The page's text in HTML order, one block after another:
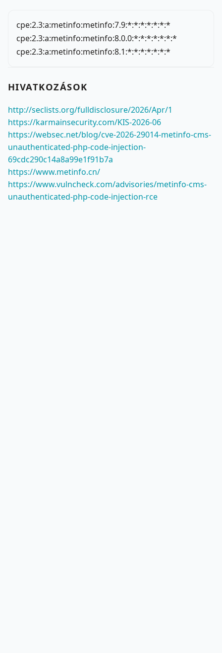
cpe:2.3:a:metinfo:metinfo:7.9:*:*:*:*:*:*:*
cpe:2.3:a:metinfo:metinfo:8.0.0:*:*:*:*:*:*:*
cpe:2.3:a:metinfo:metinfo:8.1:*:*:*:*:*:*:*
HIVATKOZÁSOK
http://seclists.org/fulldisclosure/2026/Apr/1
https://karmainsecurity.com/KIS-2026-06
https://websec.net/blog/cve-2026-29014-metinfo-cms-
unauthenticated-php-code-injection-
69cdc290c14a8a99e1f91b7a
https://www.metinfo.cn/
https://www.vulncheck.com/advisories/metinfo-cms-
unauthenticated-php-code-injection-rce